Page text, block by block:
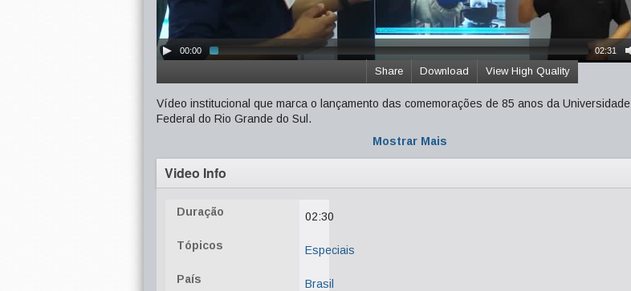
00:00 02:31
View High Quality
Download
Share
Vídeo institucional que marca o lançamento das comemorações de 85 anos da Universidade
Federal do Rio Grande do Sul.
Mostrar Mais
Video Info
Duração 02:30
Tópicos Especiais
País Brasil